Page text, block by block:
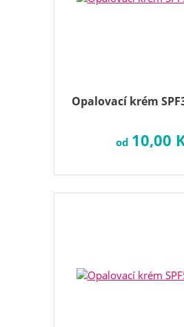
Opalovací krém
od 10,00